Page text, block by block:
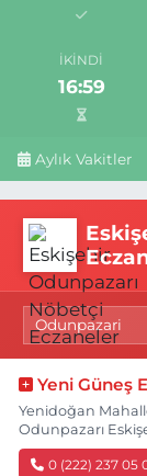
İKINDI
16:59
Aylık Vakitler
Yeni Güneş
Yenidoğan
Odunpazarı
0 (222) 237 05